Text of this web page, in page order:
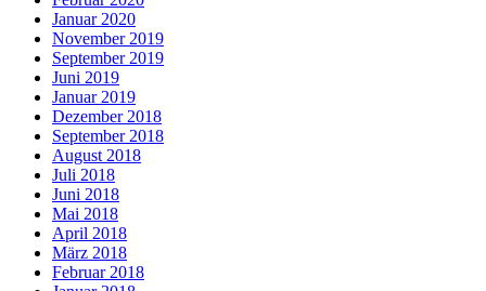
Januar 2020
November 2019
September 2019
Juni 2019
Januar 2019
Dezember 2018
September 2018
August 2018
Juli 2018
Juni 2018
Mai 2018
April 2018
März 2018
Februar 2018